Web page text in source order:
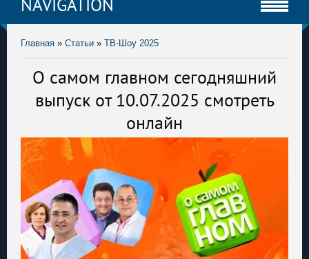
NAVIGATION
Главная » Статьи » ТВ-Шоу 2025
О самом главном сегодняшний
выпуск от 10.07.2025 смотреть
онлайн